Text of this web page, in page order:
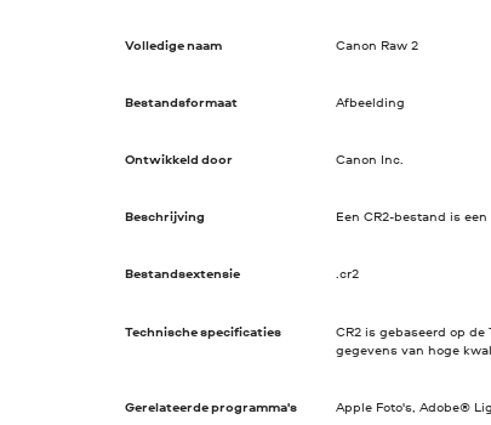
Volledige naam Canon Raw 2
Bestandsformaat Afbeelding
Ontwikkeld door Canon Inc.
Beschrijving Een CR2-bestand is
Bestandsextensie .cr2
Technische specificaties
CR2 is gebaseerd op
gegevens van hoge
Gerelateerde programma's Apple Foto's, Adobe®